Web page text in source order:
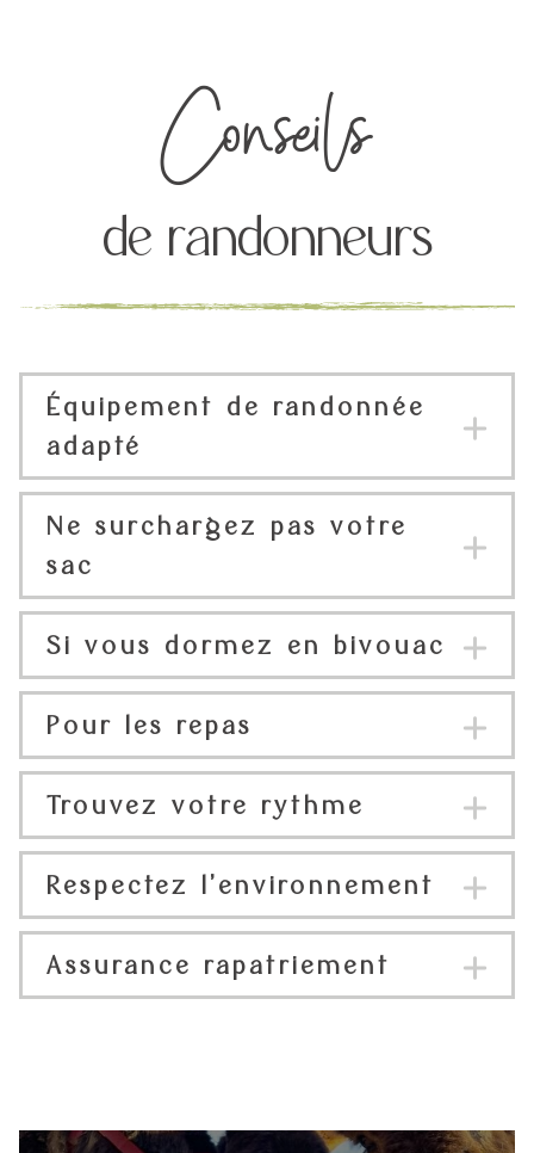
Conseils
de randonneurs
Équipement de randonnée
adapté
Ne surchargez pas votre
sac
Si vous dormez en bivouac
Pour les repas
Trouvez votre rythme
Respectez l’environnement
Assurance rapatriement